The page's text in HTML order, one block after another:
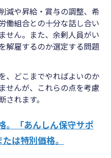
減や昇給・賞与の調整、希
働組合との十分な話し合い
せん。また、余剰人員がい
解雇するのか選定する問題
、どこまでやればよいのか
せんが、これらの点を考慮
れます。
。「あんしん保守サポ
は特別価格。